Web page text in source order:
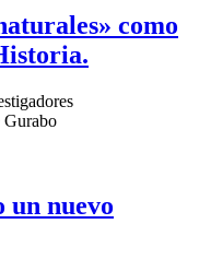
como
Gurabo
un nuevo